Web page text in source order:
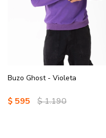
Buzo Ghost - Violeta
$ 595 $1.190